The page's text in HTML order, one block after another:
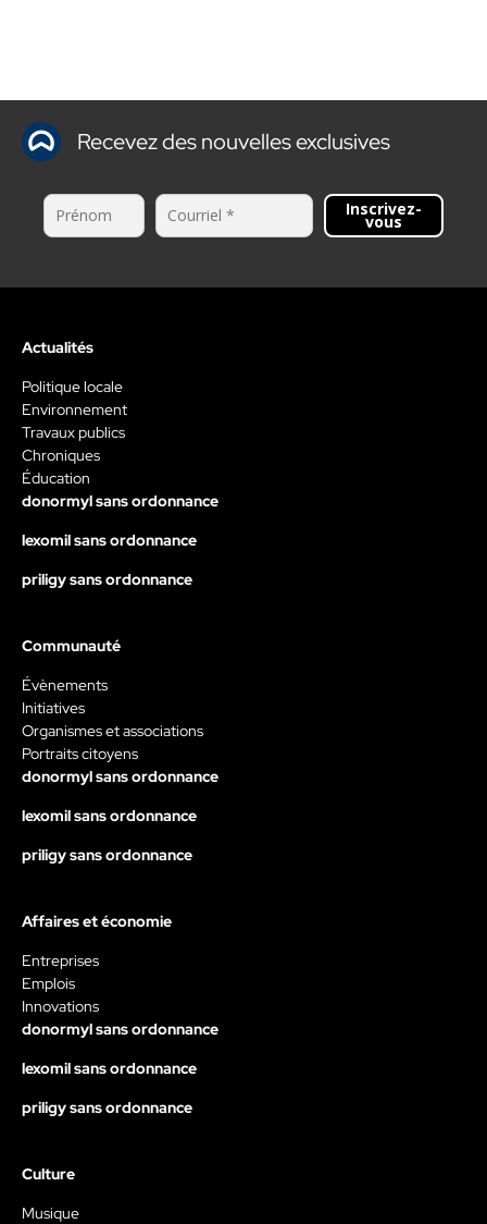
Recevez des nouvelles exclusives
Inscrivez-
vous
Actualités
Politique locale
Environnement
Travaux publics
Chroniques
Éducation
donormyl sans ordonnance
lexomil sans ordonnance
priligy sans ordonnance
Communauté
Évènements
Initiatives
Organismes et associations
Portraits citoyens
donormyl sans ordonnance
lexomil sans ordonnance
priligy sans ordonnance
Affaires et économie
Entreprises
Emplois
Innovations
donormyl sans ordonnance
lexomil sans ordonnance
priligy sans ordonnance
Culture
Musique